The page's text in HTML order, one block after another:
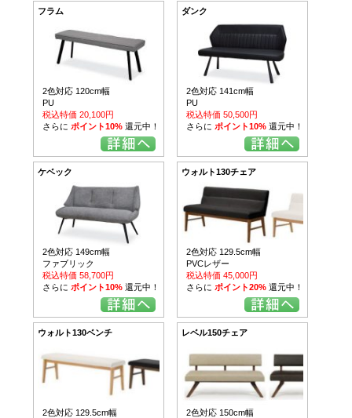
フラム
2色対応 120cm幅
PU
税込特価 20,100円
さらに ポイント10% 還元中！
ダンク
2色対応 141cm幅
PU
税込特価 50,500円
さらに ポイント10% 還元中！
ケベック
2色対応 149cm幅
ファブリック
税込特価 58,700円
さらに ポイント10% 還元中！
ウォルト130チェア
2色対応 129.5cm幅
PVCレザー
税込特価 45,000円
さらに ポイント20% 還元中！
ウォルト130ベンチ
2色対応 129.5cm幅
レベル150チェア
2色対応 150cm幅